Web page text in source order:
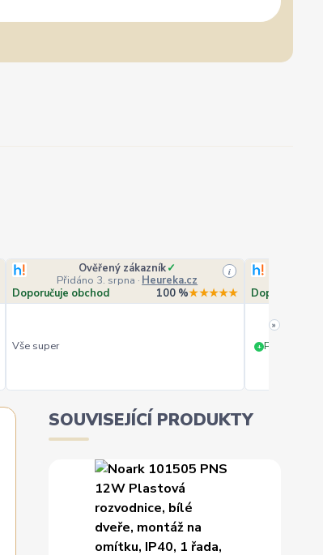
Ověřený zákazník✓
Přidáno 3. srpna · Heureka.cz
i
Doporučuje obchod 100 %★★★★★
Vše super
Doporučuje
+ PERFEKTNÍ
»
SOUVISEJÍCÍ PRODUKTY